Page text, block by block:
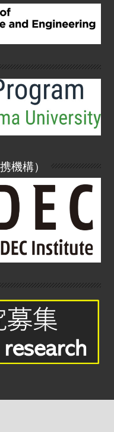
機構）